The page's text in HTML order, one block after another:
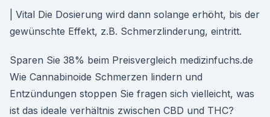
| Vital Die Dosierung wird dann solange erhöht, bis der
gewünschte Effekt, z.B. Schmerzlinderung, eintritt.
Sparen Sie 38% beim Preisvergleich medizinfuchs.de
Wie Cannabinoide Schmerzen lindern und
Entzündungen stoppen Sie fragen sich vielleicht, was
ist das ideale verhältnis zwischen CBD und THC?